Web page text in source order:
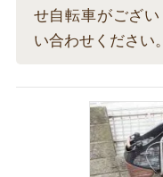
せ自転車がござ
い合わせください。